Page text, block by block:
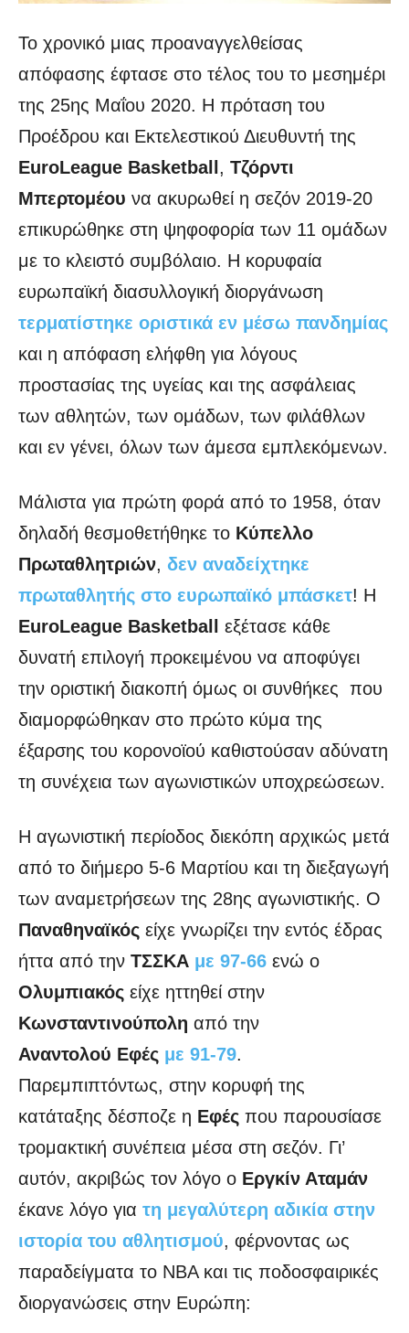
Το χρονικό μιας προαναγγελθείσας
απόφασης έφτασε στο τέλος του το μεσημέρι
της 25ης Μαΐου 2020. Η πρόταση του
Προέδρου και Εκτελεστικού Διευθυντή της
EuroLeague Basketball, Τζόρντι
Μπερτομέου να ακυρωθεί η σεζόν 2019-20
επικυρώθηκε στη ψηφοφορία των 11 ομάδων
με το κλειστό συμβόλαιο. Η κορυφαία
ευρωπαϊκή διασυλλογική διοργάνωση
τερματίστηκε οριστικά εν μέσω πανδημίας
και η απόφαση ελήφθη για λόγους
προστασίας της υγείας και της ασφάλειας
των αθλητών, των ομάδων, των φιλάθλων
και εν γένει, όλων των άμεσα εμπλεκόμενων.
Μάλιστα για πρώτη φορά από το 1958, όταν
δηλαδή θεσμοθετήθηκε το Κύπελλο
Πρωταθλητριών, δεν αναδείχτηκε
πρωταθλητής στο ευρωπαϊκό μπάσκετ! Η
EuroLeague Basketball εξέτασε κάθε
δυνατή επιλογή προκειμένου να αποφύγει
την οριστική διακοπή όμως οι συνθήκες που
διαμορφώθηκαν στο πρώτο κύμα της
έξαρσης του κορονοϊού καθιστούσαν αδύνατη
τη συνέχεια των αγωνιστικών υποχρεώσεων.
Η αγωνιστική περίοδος διεκόπη αρχικώς μετά
από το διήμερο 5-6 Μαρτίου και τη διεξαγωγή
των αναμετρήσεων της 28ης αγωνιστικής. Ο
Παναθηναϊκός είχε γνωρίζει την εντός έδρας
ήττα από την ΤΣΣΚΑ με 97-66 ενώ ο
Ολυμπιακός είχε ηττηθεί στην
Κωνσταντινούπολη από την
Αναντολού Εφές με 91-79.
Παρεμπιπτόντως, στην κορυφή της
κατάταξης δέσποζε η Εφές που παρουσίασε
τρομακτική συνέπεια μέσα στη σεζόν. Γι’
αυτόν, ακριβώς τον λόγο ο Εργκίν Αταμάν
έκανε λόγο για τη μεγαλύτερη αδικία στην
ιστορία του αθλητισμού, φέρνοντας ως
παραδείγματα το ΝΒΑ και τις ποδοσφαιρικές
διοργανώσεις στην Ευρώπη: